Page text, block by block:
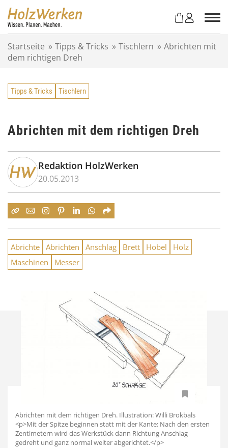
Startseite » Tipps & Tricks » Tischlern » Abrichten mit
dem richtigen Dreh
Tipps & Tricks Tischlern
Abrichten mit dem richtigen Dreh
Redaktion HolzWerken
20.05.2013
Abrichte Abrichten Anschlag Brett Hobel
Holz
Maschinen
Messer
Abrichten mit dem richtigen Dreh. Illustration: Willi Brokbals
<p>Mit der Spitze beginnen statt mit der Kante: Nach den ersten
Zentimetern wird das Werkstück dann Richtung Anschlag
gedreht und ganz normal weiter abgerichtet.</p>